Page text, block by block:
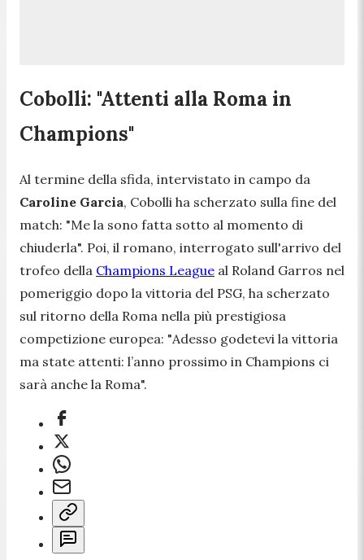
Cobolli: "Attenti alla Roma in
Champions"
Al termine della sfida, intervistato in campo da
Caroline Garcia, Cobolli ha scherzato sulla fine del
match: "Me la sono fatta sotto al momento di
chiuderla". Poi, il romano, interrogato sull'arrivo del
trofeo della Champions League al Roland Garros nel
pomeriggio dopo la vittoria del PSG, ha scherzato
sul ritorno della Roma nella più prestigiosa
competizione europea: "Adesso godetevi la vittoria
ma state attenti: l’anno prossimo in Champions ci
sarà anche la Roma".